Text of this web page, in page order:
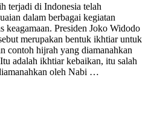
terjadi di Indonesia telah
dalam berbagai kegiatan
keagamaan. Presiden Joko Widodo
merupakan bentuk ikhtiar untuk
contoh hijrah yang diamanahkan
adalah ikhtiar kebaikan, itu salah
oleh Nabi …